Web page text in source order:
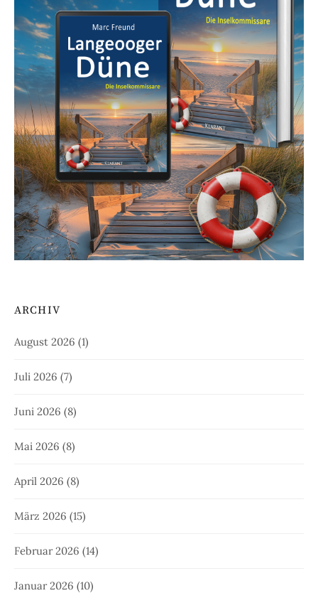
ARCHIV
August 2026 (1)
Juli 2026 (7)
Juni 2026 (8)
Mai 2026 (8)
April 2026 (8)
März 2026 (15)
Februar 2026 (14)
Januar 2026 (10)